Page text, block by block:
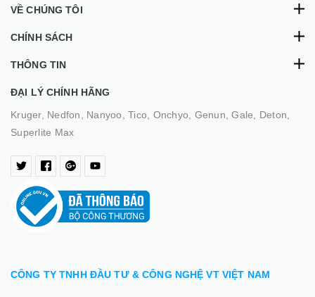
VỀ CHÚNG TÔI
CHÍNH SÁCH
THÔNG TIN
ĐẠI LÝ CHÍNH HÃNG
Kruger, Nedfon, Nanyoo, Tico, Onchyo, Genun, Gale, Deton,
Superlite Max
CÔNG TY TNHH ĐẦU TƯ & CÔNG NGHỆ VT VIỆT NAM